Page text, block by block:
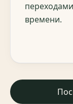
времени.